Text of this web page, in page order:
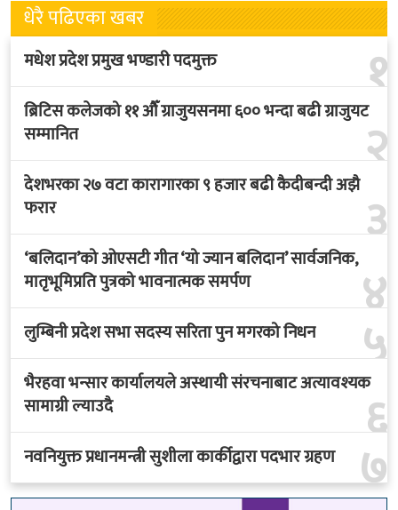
धेरै पढिएका खबर
१
मधेश प्रदेश प्रमुख भण्डारी पदमुक्त
२
ब्रिटिस कलेजको ११ औँ ग्राजुयसनमा ६०० भन्दा बढी ग्राजुयट
सम्मानित
३
देशभरका २७ वटा कारागारका ९ हजार बढी कैदीबन्दी अझै
फरार
४
‘बलिदान’को ओएसटी गीत ‘यो ज्यान बलिदान’ सार्वजनिक,
मातृभूमिप्रति पुत्रको भावनात्मक समर्पण
५
लुम्बिनी प्रदेश सभा सदस्य सरिता पुन मगरको निधन
६
भैरहवा भन्सार कार्यालयले अस्थायी संरचनाबाट अत्यावश्यक
सामाग्री ल्याउदै
७
नवनियुक्त प्रधानमन्त्री सुशीला कार्कीद्वारा पदभार ग्रहण